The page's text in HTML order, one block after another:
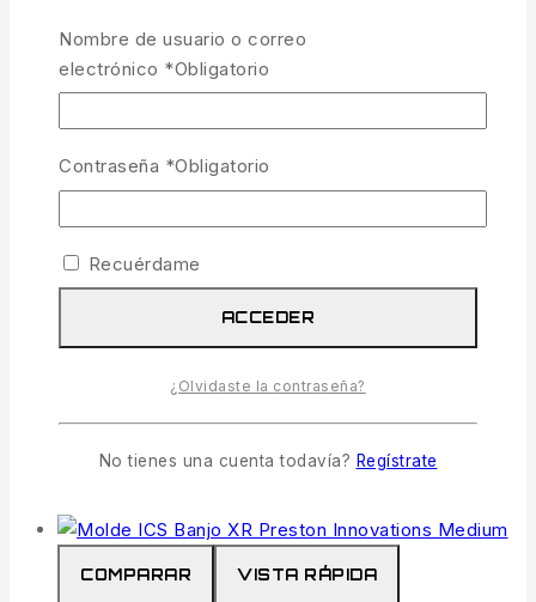
flexible que expulsa el cebador cargado
sin romper el bloque de engodo.
distancia de lanzado.
Compatibilidad ICS:
exclusivamente para la gama de
cebadores Banjo XR del sistema
AÑADIR AL CARRITO
COMPARAR VISTA RÁPIDA
Nombre de usuario o correo
electrónico *Obligatorio
Contraseña *Obligatorio
Recuérdame
ACCEDER
¿Olvidaste la contraseña?
No tienes una cuenta todavía? Regístrate